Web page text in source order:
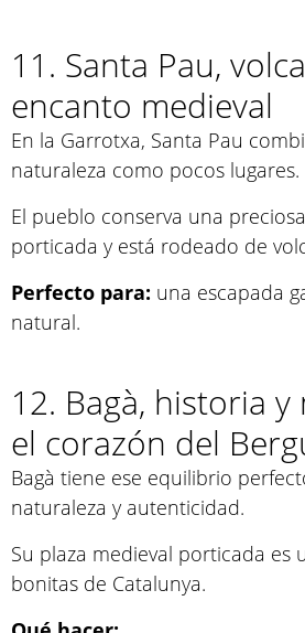
11. Santa Pau,
encanto medieval
En la Garrotxa, Santa Pau
naturaleza como pocos lugares.
El pueblo conserva una
porticada y está rodeado de
Perfecto para: una escapada
natural.
12. Bagà, historia
el corazón del
Bagà tiene ese equilibrio
naturaleza y autenticidad.
Su plaza medieval porticada es
bonitas de Catalunya.